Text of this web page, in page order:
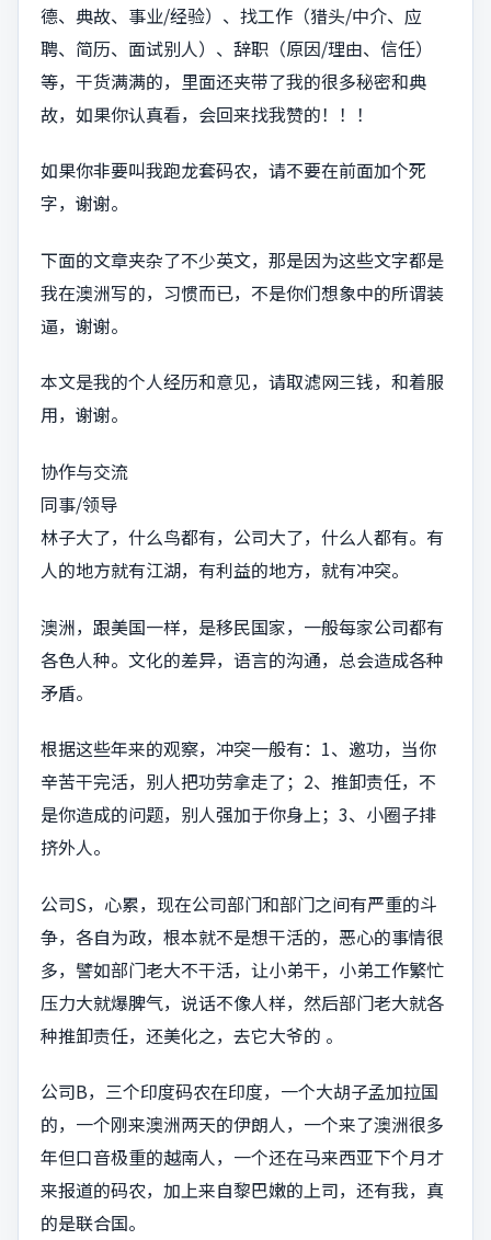
德、典故、事业/经验）、找工作（猎头/中介、应
聘、简历、面试别人）、辞职（原因/理由、信任）
等，干货满满的，里面还夹带了我的很多秘密和典
故，如果你认真看，会回来找我赞的！！！
如果你非要叫我跑龙套码农，请不要在前面加个死
字，谢谢。
下面的文章夹杂了不少英文，那是因为这些文字都是
我在澳洲写的，习惯而已，不是你们想象中的所谓装
逼，谢谢。
本文是我的个人经历和意见，请取滤网三钱，和着服
用，谢谢。
协作与交流
同事/领导
林子大了，什么鸟都有，公司大了，什么人都有。有
人的地方就有江湖，有利益的地方，就有冲突。
澳洲，跟美国一样，是移民国家，一般每家公司都有
各色人种。文化的差异，语言的沟通，总会造成各种
矛盾。
根据这些年来的观察，冲突一般有：1、邀功，当你
辛苦干完活，别人把功劳拿走了；2、推卸责任，不
是你造成的问题，别人强加于你身上；3、小圈子排
挤外人。
公司S，心累，现在公司部门和部门之间有严重的斗
争，各自为政，根本就不是想干活的，恶心的事情很
多，譬如部门老大不干活，让小弟干，小弟工作繁忙
压力大就爆脾气，说话不像人样，然后部门老大就各
种推卸责任，还美化之，去它大爷的 ​​​。
公司B，三个印度码农在印度，一个大胡子孟加拉国
的，一个刚来澳洲两天的伊朗人，一个来了澳洲很多
年但口音极重的越南人，一个还在马来西亚下个月才
来报道的码农，加上来自黎巴嫩的上司，还有我，真
的是联合国。